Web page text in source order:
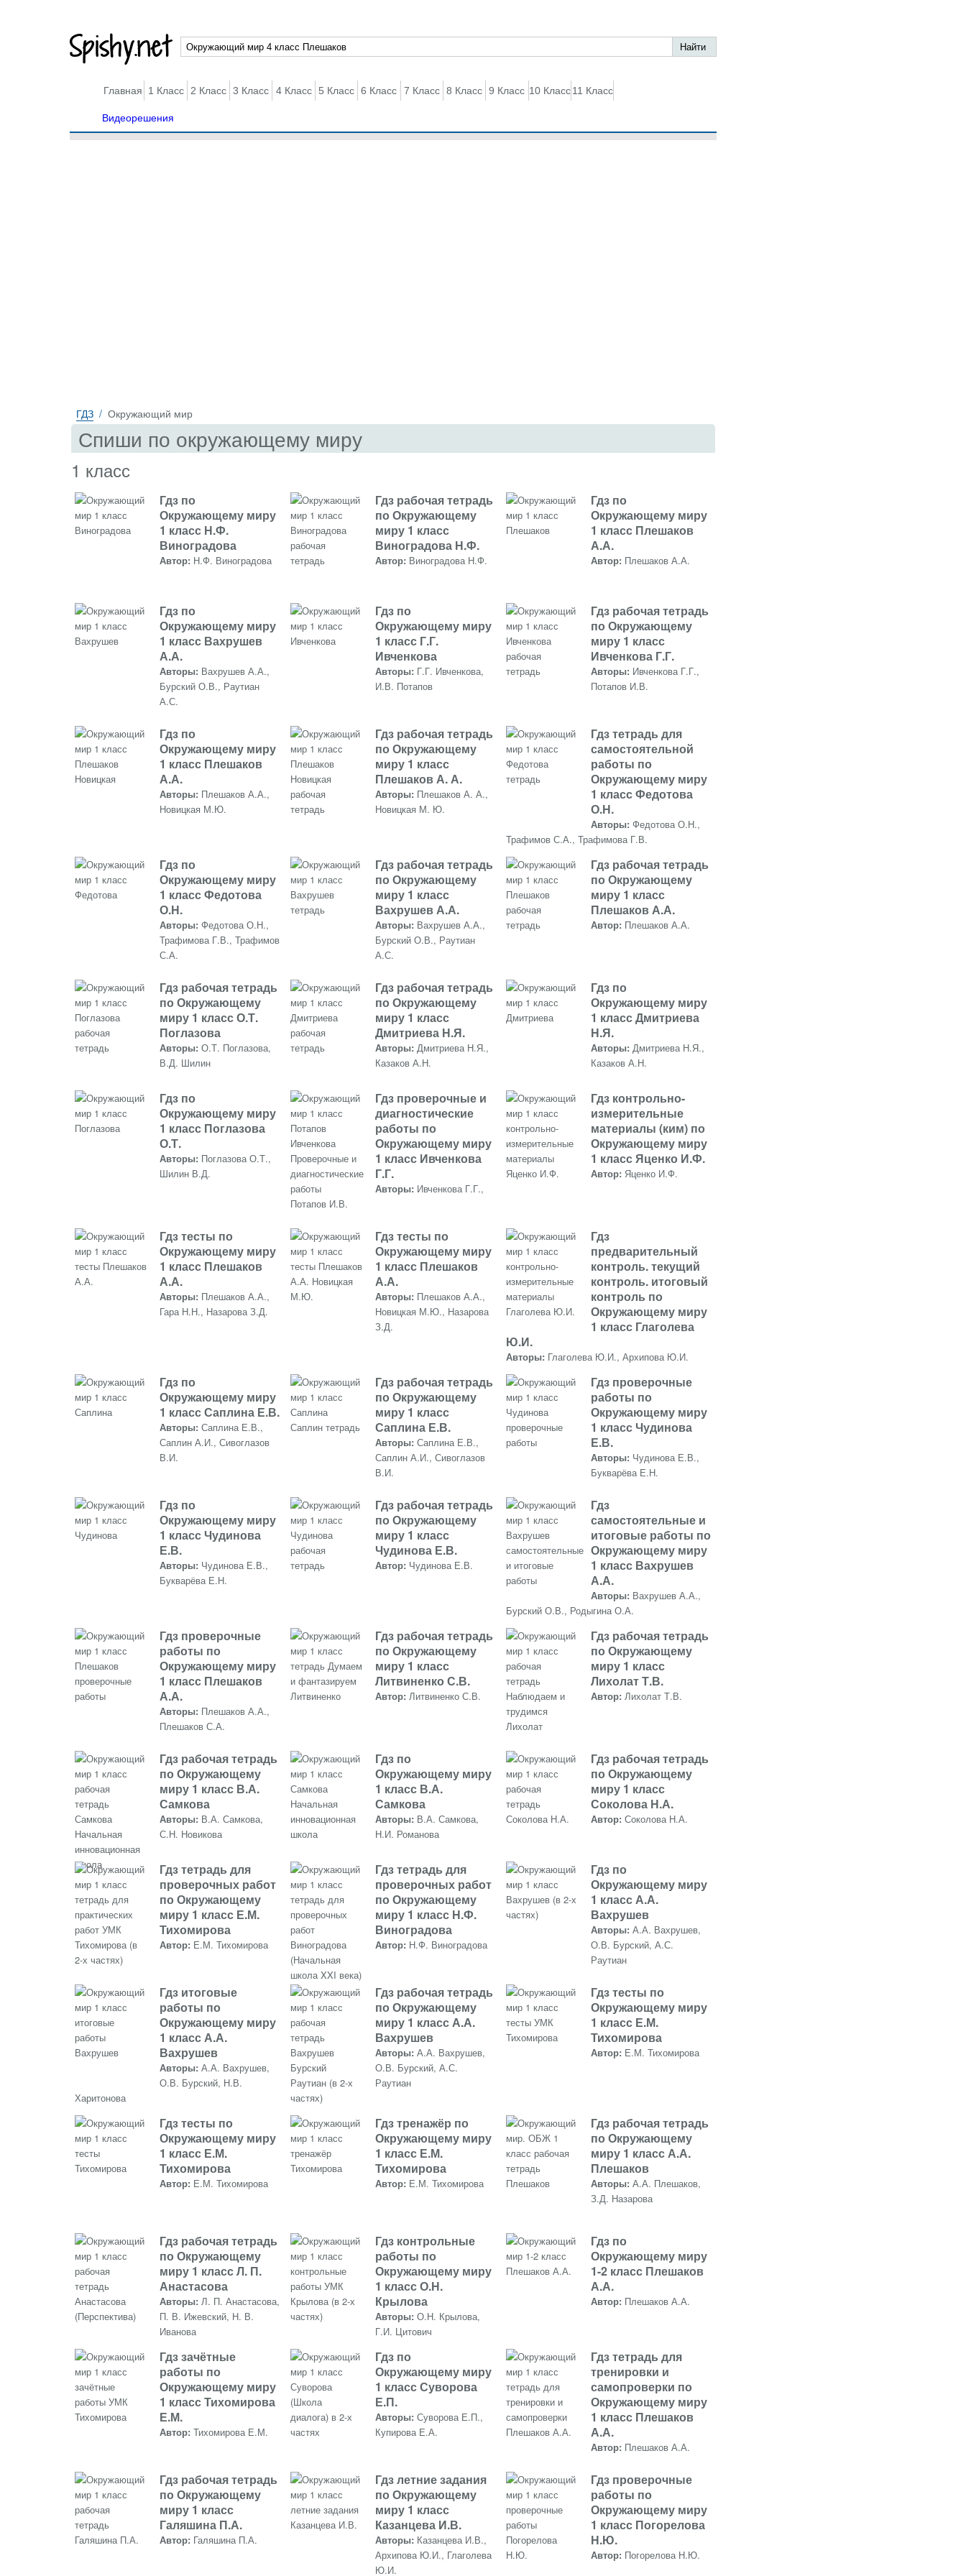
Spishy.net
Главная 1 Класс 2 Класс 3 Класс 4 Класс 5 Класс 6 Класс 7 Класс 8 Класс 9 Класс 10 Класс 11 Класс
Видеорешения
ГДЗ Окружающий мир
Спиши по окружающему миру
1 класс
Гдз по
Окружающему миру
1 класс Н.Ф.
Виноградова
Автор: Н.Ф. Виноградова
Гдз рабочая тетрадь
по Окружающему
миру 1 класс
Виноградова Н.Ф.
Автор: Виноградова Н.Ф.
Гдз по
Окружающему миру
1 класс Плешаков
А.А.
Автор: Плешаков А.А.
Гдз по
Окружающему миру
1 класс Вахрушев
А.А.
Авторы: Вахрушев А.А.,
Бурский О.В., Раутиан
А.С.
Гдз по
Окружающему миру
1 класс Г.Г.
Ивченкова
Авторы: Г.Г. Ивченкова,
И.В. Потапов
Гдз рабочая тетрадь
по Окружающему
миру 1 класс
Ивченкова Г.Г.
Авторы: Ивченкова Г.Г.,
Потапов И.В.
Гдз по
Окружающему миру
1 класс Плешаков
А.А.
Авторы: Плешаков А.А.,
Новицкая М.Ю.
Гдз рабочая тетрадь
по Окружающему
миру 1 класс
Плешаков А. А.
Авторы: Плешаков А. А.,
Новицкая М. Ю.
Гдз тетрадь для
самостоятельной
работы по
Окружающему миру
1 класс Федотова
О.Н.
Авторы:Федотова О.Н.,
Трафимов С.А., Трафимова Г.В.
Гдз по
Окружающему миру
1 класс Федотова
О.Н.
Авторы: Федотова О.Н.,
Трафимова Г.В., Трафимов
С.А.
Гдз рабочая тетрадь
по Окружающему
миру 1 класс
Вахрушев А.А.
Авторы: Вахрушев А.А.,
Бурский О.В., Раутиан
А.С.
Гдз рабочая тетрадь
по Окружающему
миру 1 класс
Плешаков А.А.
Автор: Плешаков А.А.
Гдз рабочая тетрадь
по Окружающему
миру 1 класс О.Т.
Поглазова
Авторы: О.Т. Поглазова,
В.Д. Шилин
Гдз рабочая тетрадь
по Окружающему
миру 1 класс
Дмитриева Н.Я.
Авторы:Дмитриева Н.Я.,
Казаков А.Н.
Гдз по
Окружающему миру
1 класс Дмитриева
Н.Я.
Авторы:Дмитриева Н.Я.,
Казаков А.Н.
Гдз по
Окружающему миру
1 класс Поглазова
О.Т.
Авторы: Поглазова О.Т.,
Шилин В.Д.
Гдз проверочные и
диагностические
работы по
Окружающему миру
1 класс Ивченкова
Г.Г.
Авторы: Ивченкова Г.Г.,
Потапов И.В.
Гдз контрольно-
измерительные
материалы (ким) по
Окружающему миру
1 класс Яценко И.Ф.
Автор: Яценко И.Ф.
Гдз тесты по
Окружающему миру
1 класс Плешаков
А.А.
Авторы: Плешаков А.А.,
Гара Н.Н., Назарова З.Д.
Гдз тесты по
Окружающему миру
1 класс Плешаков
А.А.
Авторы: Плешаков А.А.,
Новицкая М.Ю., Назарова
З.Д.
Гдз
предварительный
контроль. текущий
контроль. итоговый
контроль по
Окружающему миру
1 класс Глаголева
Ю.И.
Авторы: Глаголева Ю.И., Архипова Ю.И.
Гдз по
Окружающему миру
1 класс Саплина Е.В.
Авторы: Саплина Е.В.,
Саплин А.И., Сивоглазов
В.И.
Гдз рабочая тетрадь
по Окружающему
миру 1 класс
Саплина Е.В.
Авторы:Саплина Е.В.,
Саплин А.И., Сивоглазов
В.И.
Гдз проверочные
работы по
Окружающему миру
1 класс Чудинова
Е.В.
Авторы: Чудинова Е.В.,
Букварёва Е.Н.
Гдз по
Окружающему миру
1 класс Чудинова
Е.В.
Авторы: Чудинова Е.В.,
Букварёва Е.Н.
Гдз рабочая тетрадь
по Окружающему
миру 1 класс
Чудинова Е.В.
Автор: Чудинова Е.В.
Гдз
самостоятельные и
итоговые работы по
Окружающему миру
1 класс Вахрушев
А.А.
Авторы: Вахрушев А.А.,
Бурский О.В., Родыгина О.А.
Гдз проверочные
работы по
Окружающему миру
1 класс Плешаков
А.А.
Авторы: Плешаков А.А.,
Плешаков С.А.
Гдз рабочая тетрадь
по Окружающему
миру 1 класс
Литвиненко С.В.
Автор:Литвиненко С.В.
Гдз рабочая тетрадь
по Окружающему
миру 1 класс
Лихолат Т.В.
Автор:Лихолат Т.В.
Гдз рабочая тетрадь
по Окружающему
миру 1 класс В.А.
Самкова
Авторы: В.А. Самкова,
С.Н. Новикова
Гдз по
Окружающему миру
1 класс В.А.
Самкова
Авторы: В.А. Самкова,
Н.И. Романова
Гдз рабочая тетрадь
по Окружающему
миру 1 класс
Соколова Н.А.
Автор:Соколова Н.А.
Гдз тетрадь для
проверочных работ
по Окружающему
миру 1 класс Е.М.
Тихомирова
Автор: Е.М. Тихомирова
Гдз тетрадь для
проверочных работ
по Окружающему
миру 1 класс Н.Ф.
Виноградова
Автор: Н.Ф. Виноградова
Гдз по
Окружающему миру
1 класс А.А.
Вахрушев
Авторы:А.А. Вахрушев,
О.В. Бурский, А.С.
Раутиан
Гдз итоговые
работы по
Окружающему миру
1 класс А.А.
Вахрушев
Авторы: А.А. Вахрушев,
О.В. Бурский, Н.В.
Харитонова
Гдз рабочая тетрадь
по Окружающему
миру 1 класс А.А.
Вахрушев
Авторы:А.А. Вахрушев,
О.В. Бурский, А.С.
Раутиан
Гдз тесты по
Окружающему миру
1 класс Е.М.
Тихомирова
Автор: Е.М. Тихомирова
Гдз тесты по
Окружающему миру
1 класс Е.М.
Тихомирова
Автор: Е.М. Тихомирова
Гдз тренажёр по
Окружающему миру
1 класс Е.М.
Тихомирова
Автор: Е.М. Тихомирова
Гдз рабочая тетрадь
по Окружающему
миру 1 класс А.А.
Плешаков
Авторы:А.А. Плешаков,
З.Д. Назарова
Гдз рабочая тетрадь
по Окружающему
миру 1 класс Л. П.
Анастасова
Авторы: Л. П. Анастасова,
П. В. Ижевский, Н. В.
Иванова
Гдз контрольные
работы по
Окружающему миру
1 класс О.Н.
Крылова
Авторы:О.Н. Крылова,
Г.И. Цитович
Гдз по
Окружающему миру
1-2 класс Плешаков
А.А.
Автор: Плешаков А.А.
Гдз зачётные
работы по
Окружающему миру
1 класс Тихомирова
Е.М.
Автор: Тихомирова Е.М.
Гдз по
Окружающему миру
1 класс Суворова
Е.П.
Авторы:Суворова Е.П.,
Купирова Е.А.
Гдз тетрадь для
тренировки и
самопроверки по
Окружающему миру
1 класс Плешаков
А.А.
Автор: Плешаков А.А.
Гдз рабочая тетрадь
по Окружающему
миру 1 класс
Галяшина П.А.
Автор: Галяшина П.А.
Гдз летние задания
по Окружающему
миру 1 класс
Казанцева И.В.
Авторы: Казанцева И.В.,
Архипова Ю.И., Глаголева
Ю.И.
Гдз проверочные
работы по
Окружающему миру
1 класс Погорелова
Н.Ю.
Автор: Погорелова Н.Ю.